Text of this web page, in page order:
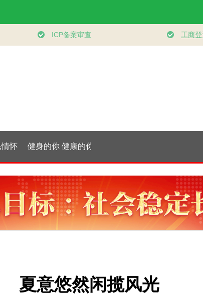
习言道｜健康是1 其
他是后面的0
“紧紧抓住那些惠及
面广、牵一发而动全
身的工作”
健身 共筑健
夏意悠然闲揽风光